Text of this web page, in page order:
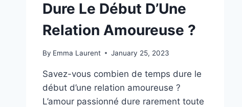
Dure Le Début D’Une
Relation Amoureuse ?
By Emma Laurent January 25, 2023
Savez-vous combien de temps dure le
début d’une relation amoureuse ?
L’amour passionné dure rarement toute